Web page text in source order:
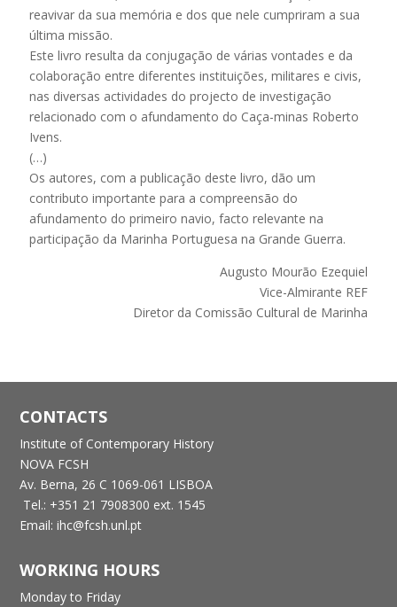
reavivar da sua memória e dos que nele cumpriram a sua
última missão.
Este livro resulta da conjugação de várias vontades e da
colaboração entre diferentes instituições, militares e civis,
nas diversas actividades do projecto de investigação
relacionado com o afundamento do Caça-minas Roberto
Ivens.
(…)
Os autores, com a publicação deste livro, dão um
contributo importante para a compreensão do
afundamento do primeiro navio, facto relevante na
participação da Marinha Portuguesa na Grande Guerra.
Augusto Mourão Ezequiel
Vice-Almirante REF
Diretor da Comissão Cultural de Marinha
CONTACTS
Institute of Contemporary History
NOVA FCSH
Av. Berna, 26 C 1069-061 LISBOA
Tel.: +351 21 7908300 ext. 1545
Email: ihc@fcsh.unl.pt
WORKING HOURS
Monday to Friday